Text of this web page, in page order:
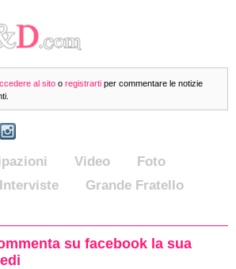
al sito o registrarti per commentare le notizie
Video
Foto
Interviste
Grande Fratello
su facebook la sua